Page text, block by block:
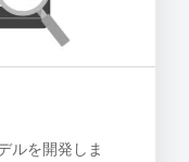
ルを開発しま